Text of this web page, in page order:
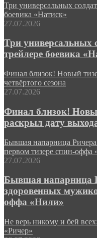
Три универсальных
боевика «Натиск»
27.07.2026
Три универсальных
трейлере боевика
Финал близок! Новый
четвёртого сезона
27.07.2026
Финал близок!
раскрыл дату
Бывшая напарница
первом тизере спин-оффа
27.07.2026
Бывшая напарница
здоровенных
оффа «Нили»
Не верь никому и бей
«Ричер»